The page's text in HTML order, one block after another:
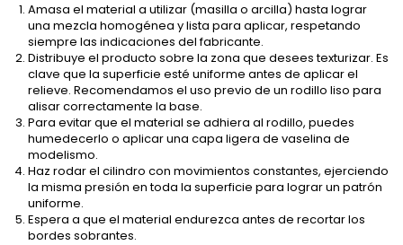
Amasa el material a utilizar (masilla o arcilla) hasta lograr
una mezcla homogénea y lista para aplicar, respetando
siempre las indicaciones del fabricante.
Distribuye el producto sobre la zona que desees texturizar. Es
clave que la superficie esté uniforme antes de aplicar el
relieve. Recomendamos el uso previo de un rodillo liso para
alisar correctamente la base.
Para evitar que el material se adhiera al rodillo, puedes
humedecerlo o aplicar una capa ligera de vaselina de
modelismo.
Haz rodar el cilindro con movimientos constantes, ejerciendo
la misma presión en toda la superficie para lograr un patrón
uniforme.
Espera a que el material endurezca antes de recortar los
bordes sobrantes.